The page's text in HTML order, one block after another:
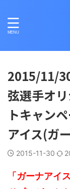
2015/11/
弦選手オ
トキャン
アイス(ガ
2015-11-30
「ガーナアイ